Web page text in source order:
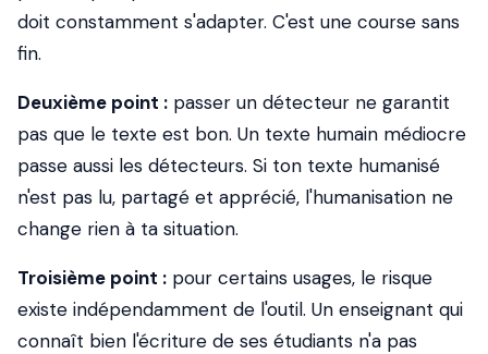
doit constamment s'adapter. C'est une course sans
fin.
Deuxième point : passer un détecteur ne garantit
pas que le texte est bon. Un texte humain médiocre
passe aussi les détecteurs. Si ton texte humanisé
n'est pas lu, partagé et apprécié, l'humanisation ne
change rien à ta situation.
Troisième point : pour certains usages, le risque
existe indépendamment de l'outil. Un enseignant qui
connaît bien l'écriture de ses étudiants n'a pas